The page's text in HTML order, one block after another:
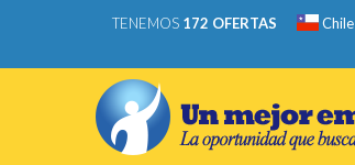
TENEMOS 172 OFERTAS Chile